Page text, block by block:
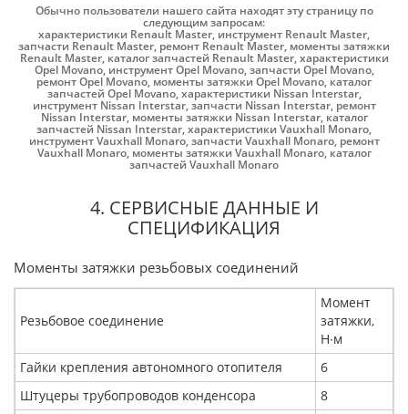
Обычно пользователи нашего сайта находят эту страницу по
следующим запросам:
характеристики Renault Master, инструмент Renault Master,
запчасти Renault Master, ремонт Renault Master, моменты затяжки
Renault Master, каталог запчастей Renault Master,характеристики
Opel Movano, инструмент Opel Movano,запчасти Opel Movano,
ремонт Opel Movano, моменты затяжки Opel Movano, каталог
запчастей Opel Movano,характеристики Nissan Interstar,
инструмент Nissan Interstar,запчасти Nissan Interstar, ремонт
Nissan Interstar, моменты затяжки Nissan Interstar, каталог
запчастей Nissan Interstar,характеристики Vauxhall Monaro,
инструмент Vauxhall Monaro,запчасти Vauxhall Monaro, ремонт
Vauxhall Monaro, моменты затяжки Vauxhall Monaro, каталог
запчастей Vauxhall Monaro
4. СЕРВИСНЫЕ ДАННЫЕ И
СПЕЦИФИКАЦИЯ
Моменты затяжки резьбовых соединений
Резьбовое соединение
Момент
затяжки,
Н∙м
Гайки крепления автономного отопителя
6
Штуцеры трубопроводов конденсора
8